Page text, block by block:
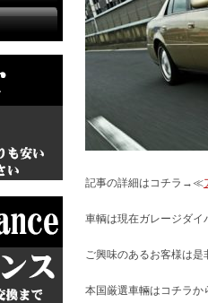
記事の詳細はコチラ→≪
車輌は現在ガレージダイ
ご興味のあるお客様は是
本国厳選車輛はコチラ